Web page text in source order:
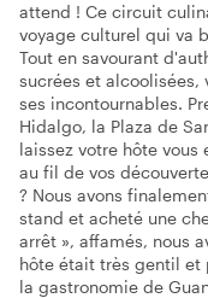
attend ! Ce circuit
voyage culturel qui va
Tout en savourant
sucrées et
ses incontournables.
Hidalgo, la Plaza de
laissez votre hôte
au fil de vos
? Nous avons
stand et acheté une
arrêt », affamés, nous
hôte était très gentil et
la gastronomie de